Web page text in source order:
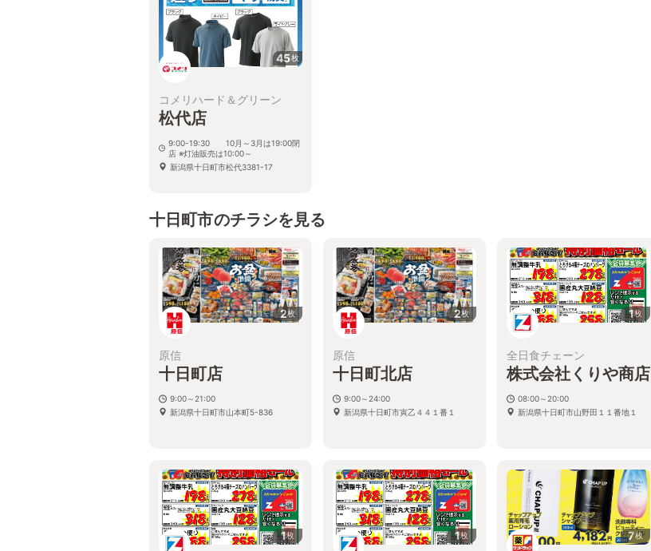
45枚
コメリハード＆グリーン
松代店
9:00-19:30 10月～3月は19:00閉
店 ※灯油販売は10:00～
新潟県十日町市松代3381-17
十日町市のチラシを見る
2枚
原信
十日町店
9:00～21:00
新潟県十日町市山本町5-836
2枚
原信
十日町北店
9:00～24:00
新潟県十日町市寅乙４４１番１
1枚
全日食チェーン
株式会社くりや商店
08:00～20:00
新潟県十日町市山野田１１番地１
1枚 1枚 7枚